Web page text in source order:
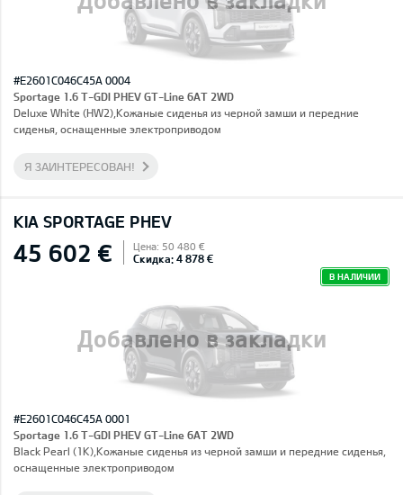
#E2601C046C45A 0004
Sportage 1.6 T-GDI PHEV GT-Line 6AT 2WD
Deluxe White (HW2),Кожаные сиденья из черной замши и передние
сиденья, оснащенные электроприводом
Я ЗАИНТЕРЕСОВАН!
KIA SPORTAGE PHEV
Добавлено в закладки
45 602 € Цена: 50 480 €
Скидка: 4 878 €
В НАЛИЧИИ
#E2601C046C45A 0001
Sportage 1.6 T-GDI PHEV GT-Line 6AT 2WD
Black Pearl (1K),Кожаные сиденья из черной замши и передние сиденья,
оснащенные электроприводом